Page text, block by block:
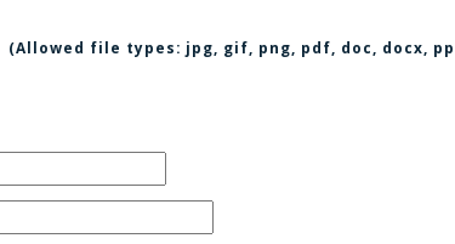
(Allowed file types: jpg, gif, png, pdf, doc, docx,